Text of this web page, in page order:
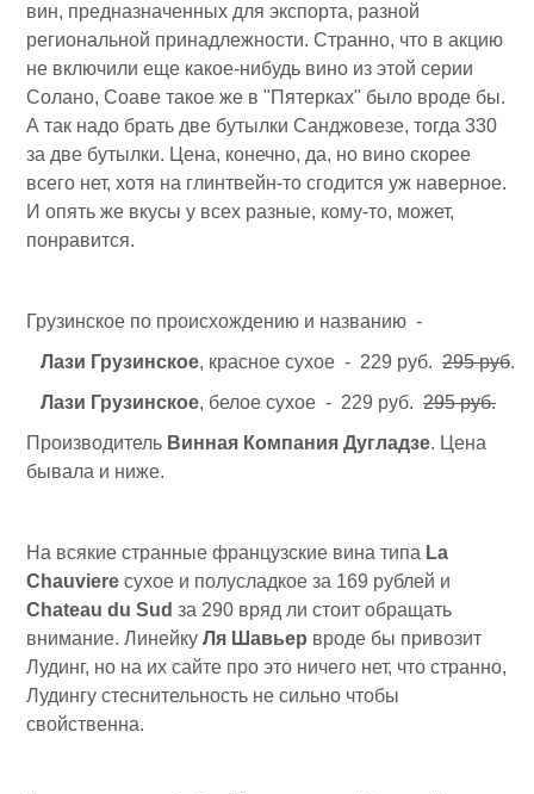
вин, предназначенных для экспорта, разной
региональной принадлежности. Странно, что в акцию
не включили еще какое-нибудь вино из этой серии
Солано, Соаве такое же в "Пятерках" было вроде бы.
А так надо брать две бутылки Санджовезе, тогда 330
за две бутылки. Цена, конечно, да, но вино скорее
всего нет, хотя на глинтвейн-то сгодится уж наверное.
И опять же вкусы у всех разные, кому-то, может,
понравится.
Грузинское по происхождению и названию -
Лази Грузинское, красное сухое - 229 руб. 295 руб.
Лази Грузинское, белое сухое - 229 руб. 295 руб.
Производитель Винная Компания Дугладзе. Цена
бывала и ниже.
На всякие странные французские вина типа La
Chauviere сухое и полусладкое за 169 рублей и
Chateau du Sud за 290 вряд ли стоит обращать
внимание. Линейку Ля Шавьер вроде бы привозит
Лудинг, но на их сайте про это ничего нет, что странно,
Лудингу стеснительность не сильно чтобы
свойственна.